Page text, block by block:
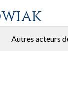
Autres acteurs